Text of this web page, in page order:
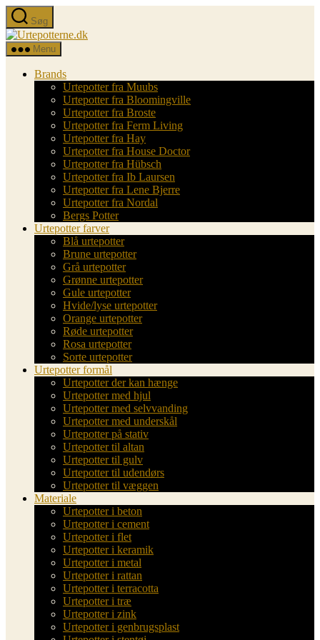
Spring
til
indholdet
Søg
Urtepotterne.dk
Menu
Brands
Urtepotter fra Muubs
Urtepotter fra Bloomingville
Urtepotter fra Broste
Urtepotter fra Ferm Living
Urtepotter fra Hay
Urtepotter fra House Doctor
Urtepotter fra Hübsch
Urtepotter fra Ib Laursen
Urtepotter fra Lene Bjerre
Urtepotter fra Nordal
Bergs Potter
Urtepotter farver
Blå urtepotter
Brune urtepotter
Grå urtepotter
Grønne urtepotter
Gule urtepotter
Hvide/lyse urtepotter
Orange urtepotter
Røde urtepotter
Rosa urtepotter
Sorte urtepotter
Urtepotter formål
Urtepotter der kan hænge
Urtepotter med hjul
Urtepotter med selvvanding
Urtepotter med underskål
Urtepotter på stativ
Urtepotter til altan
Urtepotter til gulv
Urtepotter til udendørs
Urtepotter til væggen
Materiale
Urtepotter i beton
Urtepotter i cement
Urtepotter i flet
Urtepotter i keramik
Urtepotter i metal
Urtepotter i rattan
Urtepotter i terracotta
Urtepotter i træ
Urtepotter i zink
Urtepotter i genbrugsplast